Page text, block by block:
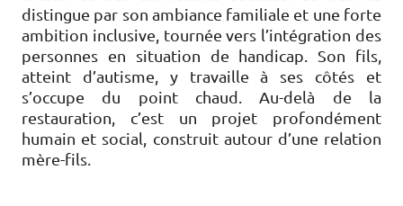
distingue par son ambiance familiale et une forte
ambition inclusive, tournée vers l’intégration des
personnes en situation de handicap. Son fils,
atteint d’autisme, y travaille à ses côtés et
s’occupe du point chaud. Au-delà de la
restauration, c’est un projet profondément
humain et social, construit autour d’une relation
mère-fils.